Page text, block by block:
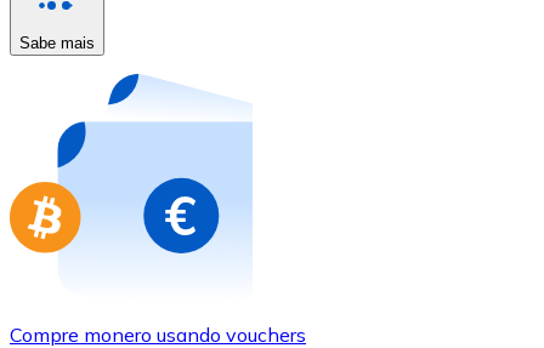
Compre cartões-presente das suas marcas favoritas
Ir para a loja de cartões-presente
Sabe mais
Compre monero usando vouchers